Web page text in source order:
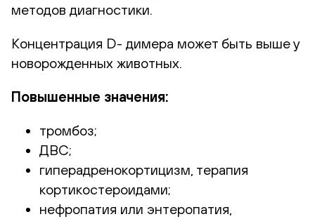
методов диагностики.
Концентрация D- димера может быть выше у
новорожденных животных.
Повышенные значения:
тромбоз;
ДВС;
гиперадренокортицизм, терапия
кортикостероидами;
нефропатия или энтеропатия,